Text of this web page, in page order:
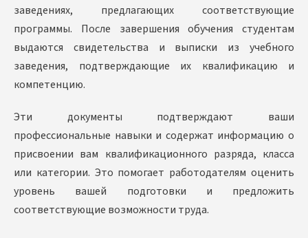
заведениях, предлагающих соответствующие
программы. После завершения обучения студентам
выдаются свидетельства и выписки из учебного
заведения, подтверждающие их квалификацию и
компетенцию.
Эти документы подтверждают ваши
профессиональные навыки и содержат информацию о
присвоении вам квалификационного разряда, класса
или категории. Это помогает работодателям оценить
уровень вашей подготовки и предложить
соответствующие возможности труда.